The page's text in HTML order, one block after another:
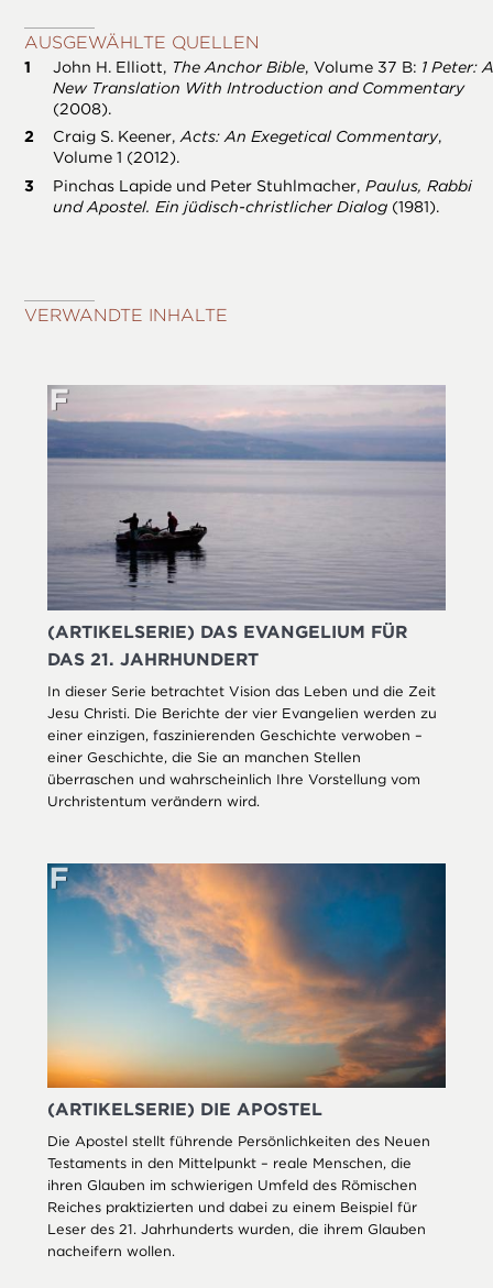
AUSGEWÄHLTE QUELLEN
John H. Elliott, The Anchor Bible, Volume 37 B: 1 Peter: A
New Translation With Introduction and Commentary
(2008).
Craig S. Keener,Acts: An Exegetical Commentary,
Volume 1 (2012).
Pinchas Lapide und Peter Stuhlmacher, Paulus, Rabbi
und Apostel. Ein jüdisch-christlicher Dialog(1981).
VERWANDTE INHALTE
(ARTIKELSERIE) DAS EVANGELIUM FÜR
DAS 21. JAHRHUNDERT
In dieser Serie betrachtet Vision das Leben und die Zeit
Jesu Christi. Die Berichte der vier Evangelien werden zu
einer einzigen, faszinierenden Geschichte verwoben –
einer Geschichte, die Sie an manchen Stellen
überraschen und wahrscheinlich Ihre Vorstellung vom
Urchristentum verändern wird.
(ARTIKELSERIE) DIE APOSTEL
Die Apostel stellt führende Persönlichkeiten des Neuen
Testaments in den Mittelpunkt – reale Menschen, die
ihren Glauben im schwierigen Umfeld des Römischen
Reiches praktizierten und dabei zu einem Beispiel für
Leser des 21. Jahrhunderts wurden, die ihrem Glauben
nacheifern wollen.